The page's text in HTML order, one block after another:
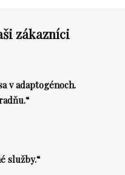
zákazníci
v adaptogénoch.
služby.“